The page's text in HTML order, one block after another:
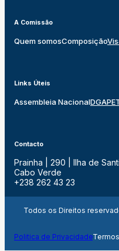
A Comissão
Quem somosComposição
Links Úteis
Assembleia NacionalDGAPE
Contacto
Prainha | 290 | Ilha de
Cabo Verde
+238 262 43 23
Todos os Direitos
Politica de Privacidade